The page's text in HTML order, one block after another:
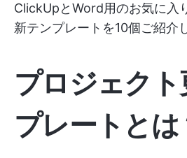
ClickUpとWord用のお気に入
新テンプレートを10個ご紹介
プロジェク
プレートとは